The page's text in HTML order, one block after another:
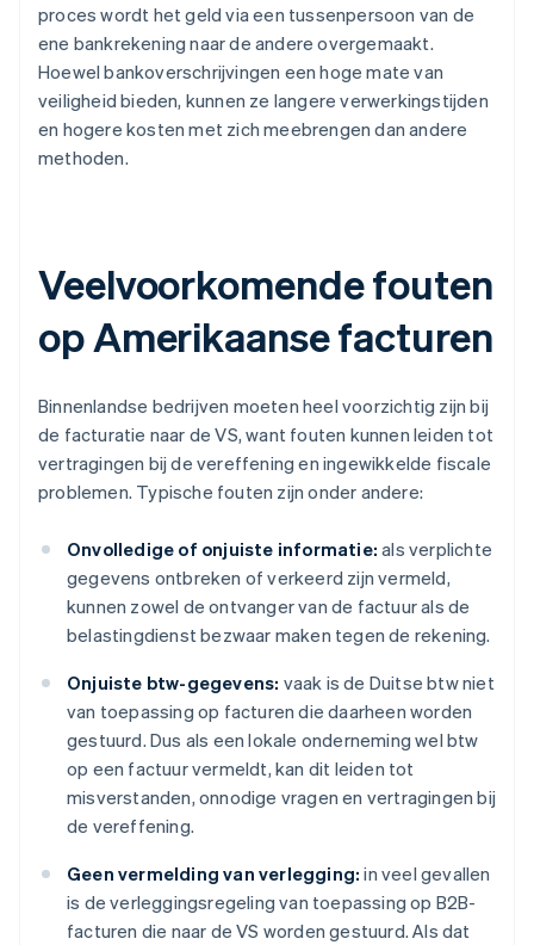
proces wordt het geld via een tussenpersoon van de
ene bankrekening naar de andere overgemaakt.
Hoewel bankoverschrijvingen een hoge mate van
veiligheid bieden, kunnen ze langere verwerkingstijden
en hogere kosten met zich meebrengen dan andere
methoden.
Veelvoorkomende fouten
op Amerikaanse facturen
Binnenlandse bedrijven moeten heel voorzichtig zijn bij
de facturatie naar de VS, want fouten kunnen leiden tot
vertragingen bij de vereffening en ingewikkelde fiscale
problemen. Typische fouten zijn onder andere:
Onvolledige of onjuiste informatie: als verplichte
gegevens ontbreken of verkeerd zijn vermeld,
kunnen zowel de ontvanger van de factuur als de
belastingdienst bezwaar maken tegen de rekening.
Onjuiste btw-gegevens: vaak is de Duitse btw niet
van toepassing op facturen die daarheen worden
gestuurd. Dus als een lokale onderneming wel btw
op een factuur vermeldt, kan dit leiden tot
misverstanden, onnodige vragen en vertragingen bij
de vereffening.
Geen vermelding van verlegging: in veel gevallen
is de verleggingsregeling van toepassing op B2B-
facturen die naar de VS worden gestuurd. Als dat